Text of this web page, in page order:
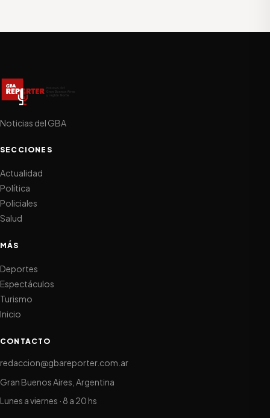
Noticias del GBA
SECCIONES
Actualidad
Política
Policiales
Salud
MÁS
Deportes
Espectáculos
Turismo
Inicio
CONTACTO
redaccion@gbareporter.com.ar
Gran Buenos Aires, Argentina
Lunes a viernes · 8 a 20 hs